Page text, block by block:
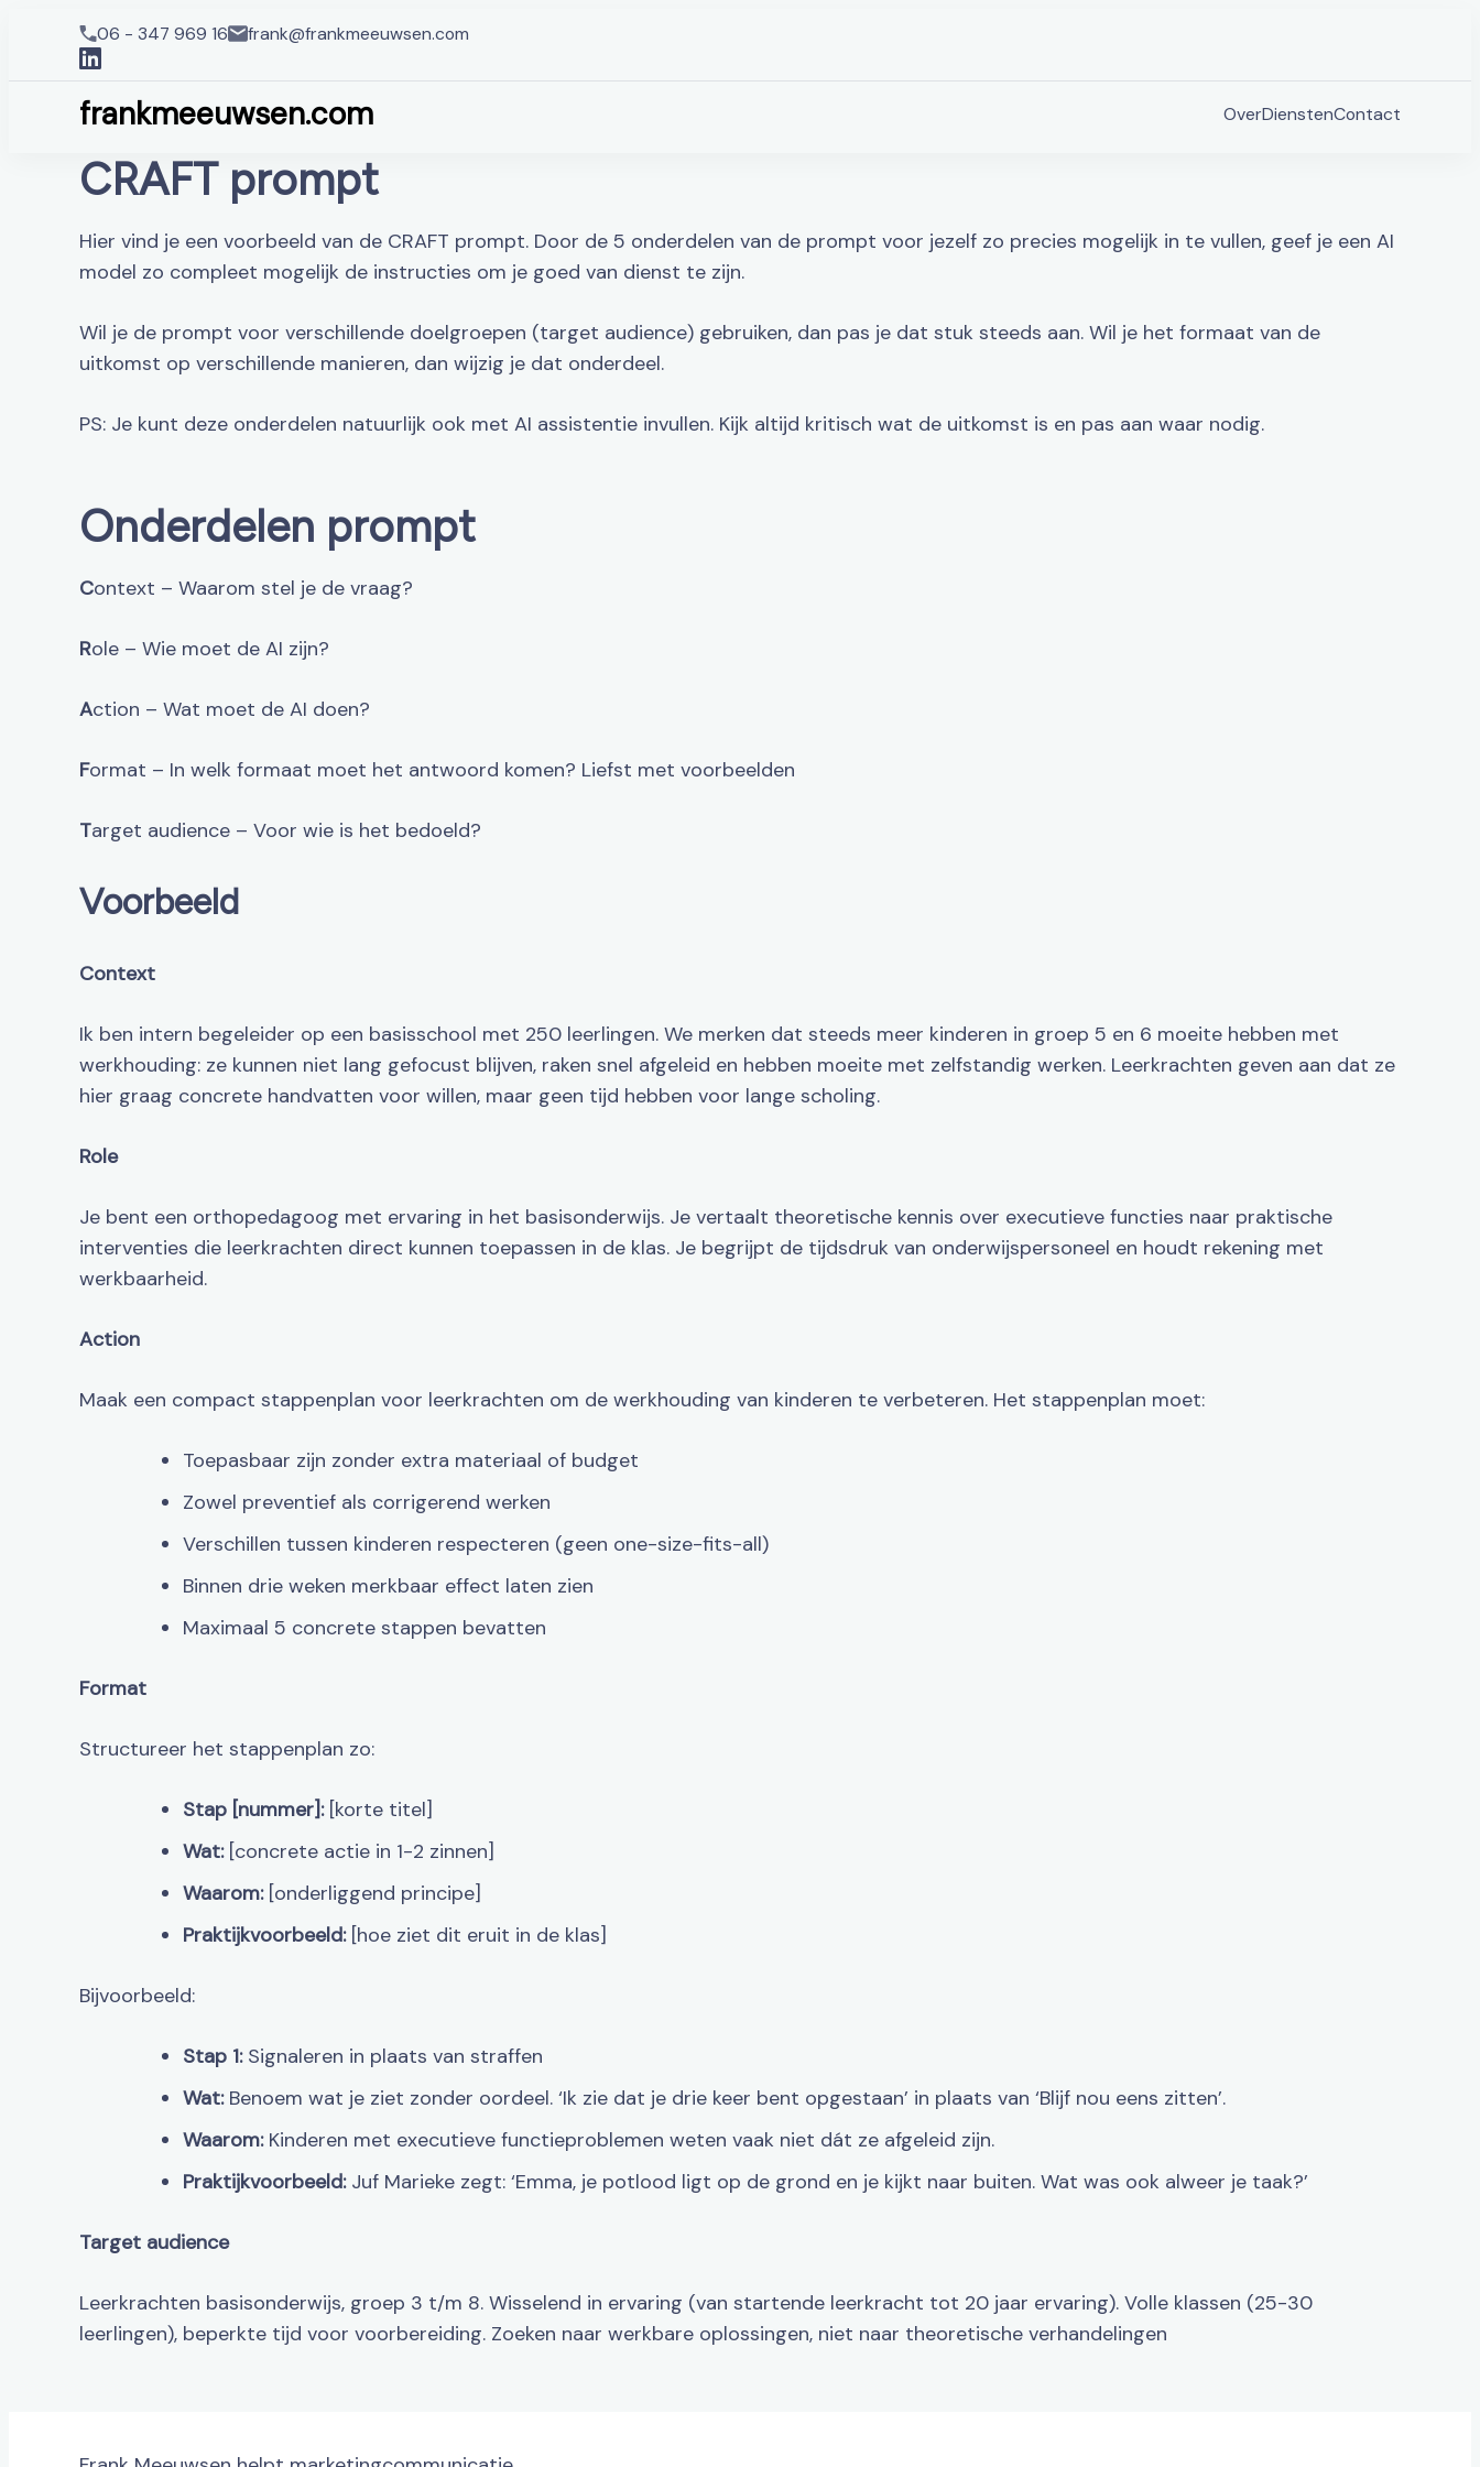
06 - 347 969 16 frank@frankmeeuwsen.com
frankmeeuwsen.com OverDienstenContact
CRAFT prompt
Hier vind je een voorbeeld van de CRAFT prompt. Door de 5 onderdelen van de prompt voor jezelf zo precies mogelijk in te vullen, geef je een AI
model zo compleet mogelijk de instructies om je goed van dienst te zijn.
Wil je de prompt voor verschillende doelgroepen (target audience) gebruiken, dan pas je dat stuk steeds aan. Wil je het formaat van de
uitkomst op verschillende manieren, dan wijzig je dat onderdeel.
PS: Je kunt deze onderdelen natuurlijk ook met AI assistentie invullen. Kijk altijd kritisch wat de uitkomst is en pas aan waar nodig.
Onderdelen prompt
Context – Waarom stel je de vraag?
Role – Wie moet de AI zijn?
Action – Wat moet de AI doen?
Format – In welk formaat moet het antwoord komen? Liefst met voorbeelden
Target audience – Voor wie is het bedoeld?
Voorbeeld
Context
Ik ben intern begeleider op een basisschool met 250 leerlingen. We merken dat steeds meer kinderen in groep 5 en 6 moeite hebben met
werkhouding: ze kunnen niet lang gefocust blijven, raken snel afgeleid en hebben moeite met zelfstandig werken. Leerkrachten geven aan dat ze
hier graag concrete handvatten voor willen, maar geen tijd hebben voor lange scholing.
Role
Je bent een orthopedagoog met ervaring in het basisonderwijs. Je vertaalt theoretische kennis over executieve functies naar praktische
interventies die leerkrachten direct kunnen toepassen in de klas. Je begrijpt de tijdsdruk van onderwijspersoneel en houdt rekening met
werkbaarheid.
Action
Maak een compact stappenplan voor leerkrachten om de werkhouding van kinderen te verbeteren. Het stappenplan moet:
Toepasbaar zijn zonder extra materiaal of budget
Zowel preventief als corrigerend werken
Verschillen tussen kinderen respecteren (geen one-size-fits-all)
Binnen drie weken merkbaar effect laten zien
Maximaal 5 concrete stappen bevatten
Format
Structureer het stappenplan zo:
Stap [nummer]:[korte titel]
Wat:[concrete actie in 1-2 zinnen]
Waarom:[onderliggend principe]
Praktijkvoorbeeld:[hoe ziet dit eruit in de klas]
Bijvoorbeeld:
Stap 1:Signaleren in plaats van straffen
Wat:Benoem wat je ziet zonder oordeel. ‘Ik zie dat je drie keer bent opgestaan’ in plaats van ‘Blijf nou eens zitten’.
Waarom:Kinderen met executieve functieproblemen weten vaak niet dát ze afgeleid zijn.
Praktijkvoorbeeld:Juf Marieke zegt: ‘Emma, je potlood ligt op de grond en je kijkt naar buiten. Wat was ook alweer je taak?’
Target audience
Leerkrachten basisonderwijs, groep 3 t/m 8. Wisselend in ervaring (van startende leerkracht tot 20 jaar ervaring). Volle klassen (25-30
leerlingen), beperkte tijd voor voorbereiding. Zoeken naar werkbare oplossingen, niet naar theoretische verhandelingen